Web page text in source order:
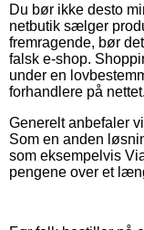
Du bør ikke desto
netbutik sælger
fremragende, bør
falsk e-shop.
under en
forhandlere på nettet.
Generelt anbefaler
Som en anden
som eksempelvis
pengene over et